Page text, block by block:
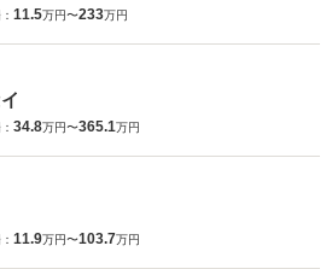
11.5万円〜233万円
34.8万円〜365.1万円
11.9万円〜103.7万円